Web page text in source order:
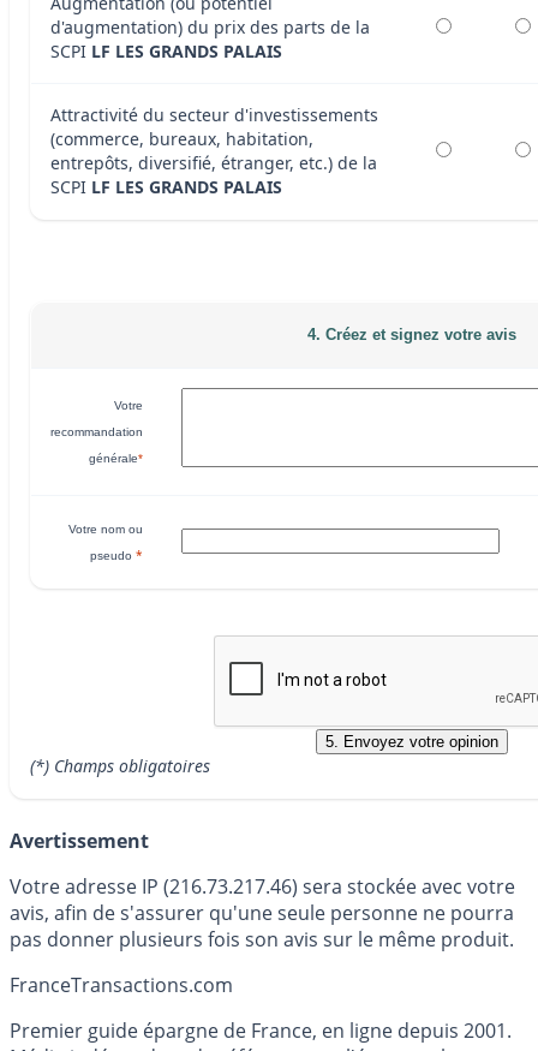
d'augmentation) du prix des parts de la
SCPI LF LES GRANDS PALAIS
Attractivité du secteur d'investissements
(commerce, bureaux, habitation,
entrepôts, diversifié, étranger, etc.) de la
SCPI LF LES GRANDS PALAIS
4. Créez et signez votre avis
Votre
recommandation
générale*
Votre nom ou
pseudo *
(*) Champs obligatoires
Avertissement
Votre adresse IP (216.73.217.46) sera stockée avec votre
avis, afin de s'assurer qu'une seule personne ne pourra
pas donner plusieurs fois son avis sur le même produit.
FranceTransactions.com
Premier guide épargne de France, en ligne depuis 2001.